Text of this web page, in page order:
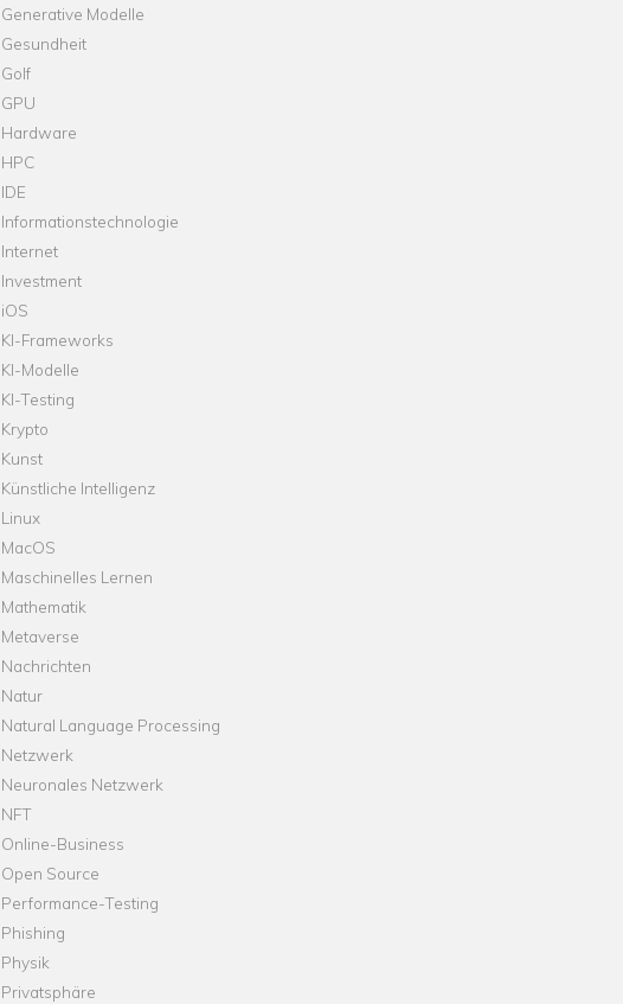
Generative Modelle
Gesundheit
Golf
GPU
Hardware
HPC
IDE
Informationstechnologie
Internet
Investment
iOS
KI-Frameworks
KI-Modelle
KI-Testing
Krypto
Kunst
Künstliche Intelligenz
Linux
MacOS
Maschinelles Lernen
Mathematik
Metaverse
Nachrichten
Natur
Natural Language Processing
Netzwerk
Neuronales Netzwerk
NFT
Online-Business
Open Source
Performance-Testing
Phishing
Physik
Privatsphäre